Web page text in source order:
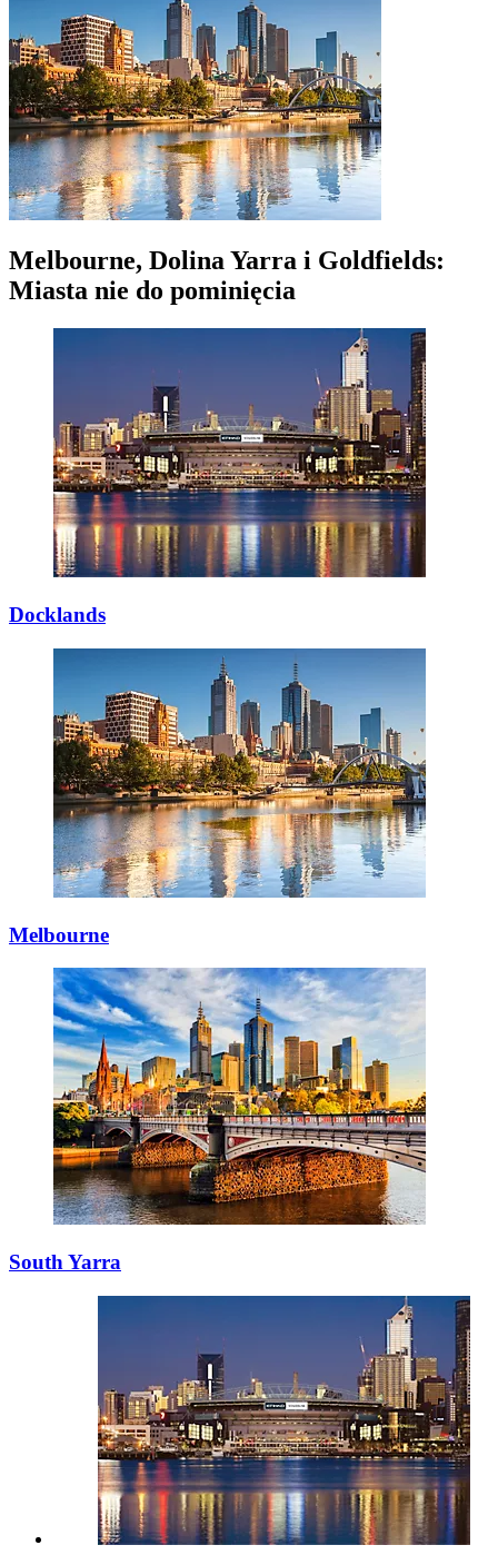
Melbourne, Dolina Yarra i Goldfields:
Miasta nie do pominięcia
Docklands
Melbourne
South Yarra